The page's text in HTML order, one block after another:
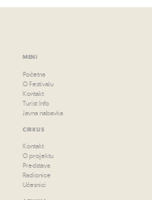
MENI
Početna
O Festivalu
Kontakt
Turist Info
Javna nabavka
CIRKUS
Kontakt
O projektu
Predstava
Radionice
Učesnici